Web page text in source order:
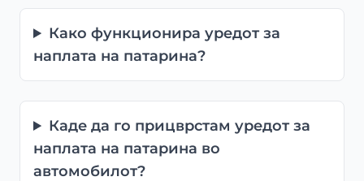
Како функционира уредот за
наплата на патарина?
Каде да го прицврстам уредот за
наплата на патарина во
автомобилот?